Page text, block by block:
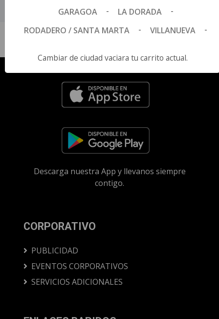
Descarga nuestra App y llevanos siempre
contigo.
CORPORATIVO
PUBLICIDAD
EVENTOS CORPORATIVOS
SERVICIOS ADICIONALES
GARAGOA - LA DORADA -
RODADERO / SANTA MARTA - VILLANUEVA -
Cambiar de ciudad vaciara tu carrito actual.